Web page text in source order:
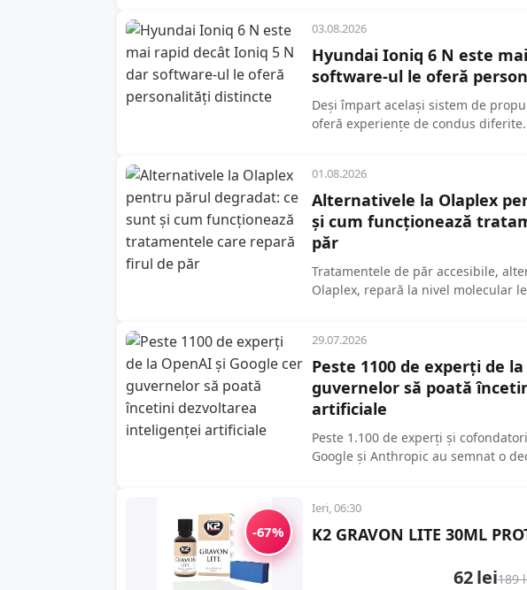
03.08.2026
Hyundai Ioniq 6 N este
software-ul le oferă
Deși împart același sistem de
oferă experiențe de condus
01.08.2026
Alternativele la Olaplex
și cum funcționează
păr
Tratamentele de păr accesibile,
Olaplex, repară la nivel molecular
29.07.2026
Peste 1100 de experți de
guvernelor să poată
artificiale
Peste 1.100 de experți și
Google și Anthropic au semnat o
-67%
Ieri, 06:30
K2 GRAVON LITE 30ML
62 lei189